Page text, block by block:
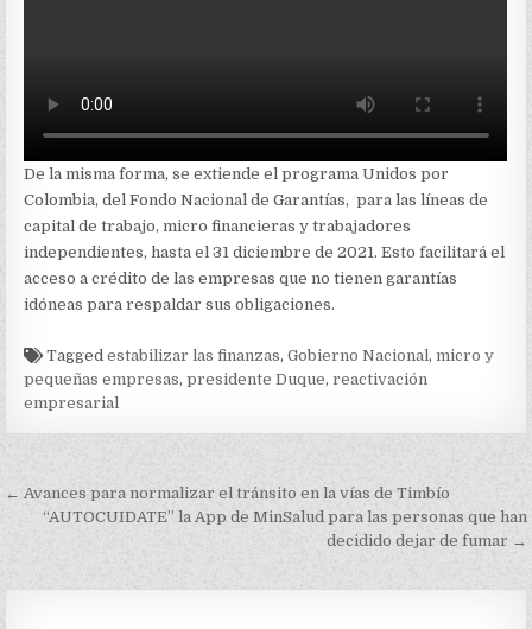
De la misma forma, se extiende el programa Unidos por
Colombia, del Fondo Nacional de Garantías, para las líneas de
capital de trabajo, micro financieras y trabajadores
independientes, hasta el 31 diciembre de 2021. Esto facilitará el
acceso a crédito de las empresas que no tienen garantías
idóneas para respaldar sus obligaciones.
Taggedestabilizar las finanzas,Gobierno Nacional, micro y
pequeñas empresas,presidente Duque,reactivación
empresarial
Navegación
← Avances para normalizar el tránsito en la vías de Timbío
“AUTOCUIDATE” la App de MinSalud para las personas que han
decidido dejar de fumar →